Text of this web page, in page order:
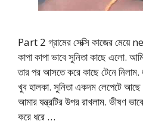
Part 2 গ্রামের সেক্সি কাজের
কাপা কাপা ভাবে সুনিতা কাছে এলো.
তার পর আসতে করে কাছে টেনে
খুব হালকা. সুনিতা একদম লেপেটে আছে
আমার যন্ত্রটির উপর রাখলাম. ভীষণ
করে ধরে …